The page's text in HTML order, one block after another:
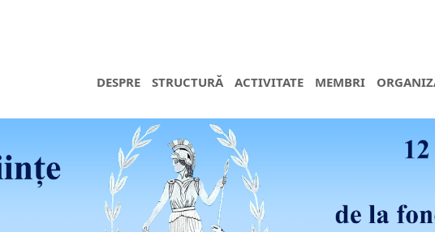
DESPRE STRUCTURĂ ACTIVITATE MEMBRI